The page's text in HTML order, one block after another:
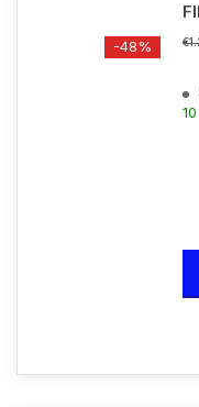
-48%